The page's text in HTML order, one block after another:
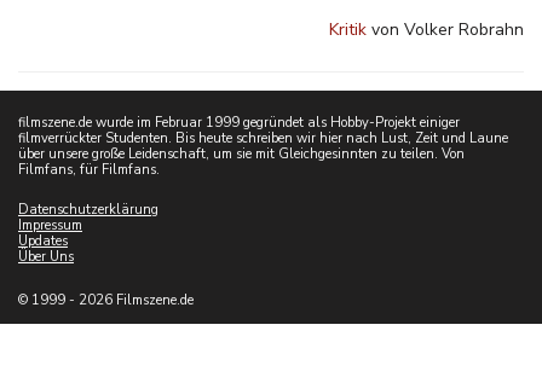
Kritik von Volker Robrahn
filmszene.de wurde im Februar 1999 gegründet als Hobby-Projekt einiger
filmverrückter Studenten. Bis heute schreiben wir hier nach Lust, Zeit und Laune
über unsere große Leidenschaft, um sie mit Gleichgesinnten zu teilen. Von
Filmfans, für Filmfans.
Datenschutzerklärung
Impressum
Updates
Über Uns
© 1999 - 2026 Filmszene.de